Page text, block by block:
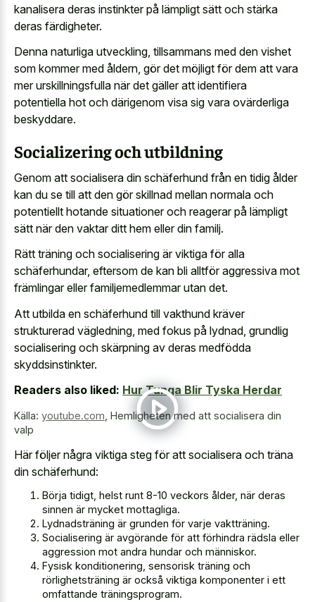
kanalisera deras instinkter på lämpligt sätt och stärka
deras färdigheter.
Denna naturliga utveckling, tillsammans med den vishet
som kommer med åldern, gör det möjligt för dem att vara
mer urskillningsfulla när det gäller att identifiera
potentiella hot och därigenom visa sig vara ovärderliga
beskyddare.
Socializering och utbildning
Genom att socialisera din schäferhund från en tidig ålder
kan du se till att den gör skillnad mellan normala och
potentiellt hotande situationer och reagerar på lämpligt
sätt när den vaktar ditt hem eller din familj.
Rätt träning och socialisering är viktiga för alla
schäferhundar, eftersom de kan bli alltför aggressiva mot
främlingar eller familjemedlemmar utan det.
Att utbilda en schäferhund till vakthund kräver
strukturerad vägledning, med fokus på lydnad, grundlig
socialisering och skärpning av deras medfödda
skyddsinstinkter.
Readers also liked: Hur Tunga Blir Tyska Herdar
Källa: youtube.com Hemligheten med att socialisera din
valp
Här följer några viktiga steg för att socialisera och träna
din schäferhund:
Börja tidigt, helst runt 8-10 veckors ålder, när deras
sinnen är mycket mottagliga.
Lydnadsträning är grunden för varje vaktträning.
Socialisering är avgörande för att förhindra rädsla eller
aggression mot andra hundar och människor.
Fysisk konditionering, sensorisk träning och
rörlighetsträning är också viktiga komponenter i ett
omfattande träningsprogram.